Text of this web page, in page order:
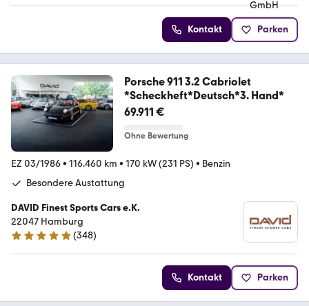
Kontakt Parken
Porsche 911 3.2 Cabriolet
*Scheckheft*Deutsch*3. Hand*
69.911 €
Ohne Bewertung
EZ 03/1986• 116.460 km • 170 kW (231 PS) • Benzin
Besondere Austattung
DAVID Finest Sports Cars e.K.
22047 Hamburg
4.9 Sterne
(348)
Kontakt Parken